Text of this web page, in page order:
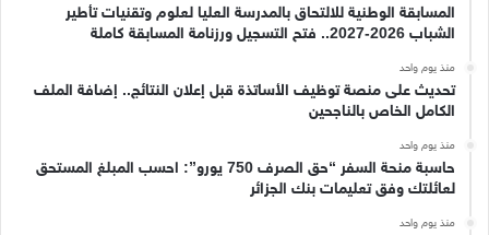
المسابقة الوطنية للالتحاق بالمدرسة العليا لعلوم وتقنيات تأطير
الشباب 2026-2027.. فتح التسجيل ورزنامة المسابقة كاملة
منذ يوم واحد
تحديث على منصة توظيف الأساتذة قبل إعلان النتائج.. إضافة الملف
الكامل الخاص بالناجحين
منذ يوم واحد
حاسبة منحة السفر “حق الصرف 750 يورو”: احسب المبلغ المستحق
لعائلتك وفق تعليمات بنك الجزائر
منذ يوم واحد